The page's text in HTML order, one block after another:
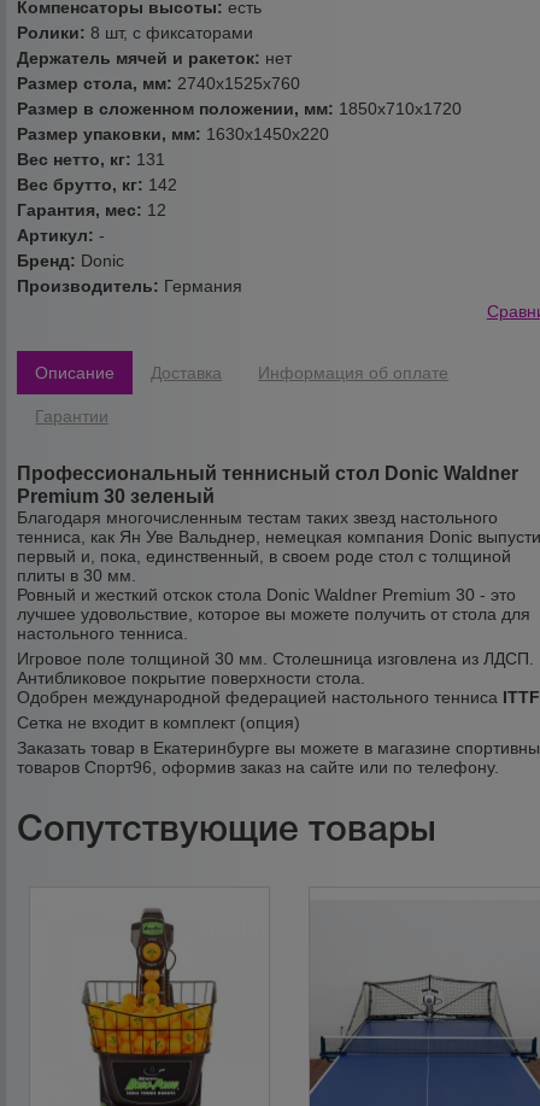
Компенсаторы высоты:есть
Ролики:8 шт, с фиксаторами
Держатель мячей и ракеток: нет
Размер стола, мм: 2740х1525х760
Размер в сложенном положении, мм: 1850х710х1720
Размер упаковки, мм: 1630х1450х220
Вес нетто, кг: 131
Вес брутто, кг: 142
Гарантия, мес: 12
Артикул:-
Бренд: Donic
Производитель: Германия
Описание Доставка Информация об оплате
Гарантии
Профессиональный теннисный стол Donic Waldner
Premium 30 зеленый
Благодаря многочисленным тестам таких звезд настольного
тенниса, как Ян Уве Вальднер, немецкая компания Donic
первый и, пока, единственный, в своем роде стол с толщиной
плиты в 30 мм.
Ровный и жесткий отскок стола Donic Waldner Premium 30 - это
лучшее удовольствие, которое вы можете получить от стола для
настольного тенниса.
Игровое поле толщиной 30 мм. Столешница изговлена из ЛДСП.
Антибликовое покрытие поверхности стола.
Одобрен международной федерацией настольного тенниса ITTF
Сетка не входит в комплект (опция)
Заказать товар в Екатеринбурге вы можете в магазине
товаров Спорт96, оформив заказ на сайте или по телефону.
Сопутствующие товары